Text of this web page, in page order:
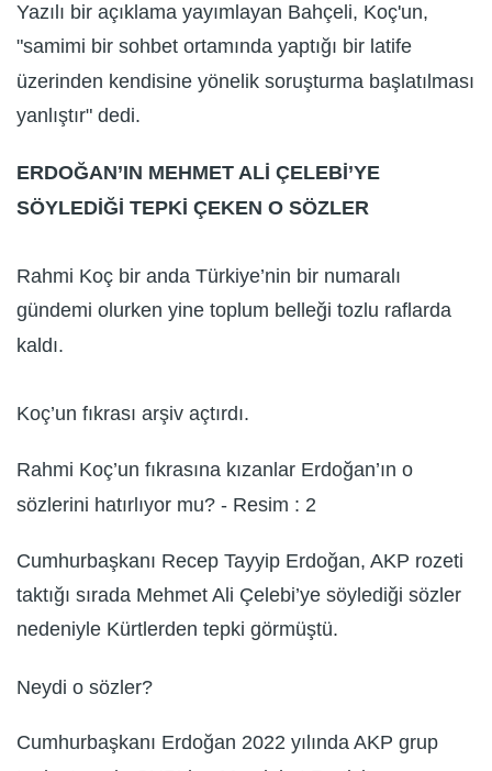
Yazılı bir açıklama yayımlayan Bahçeli, Koç'un,
"samimi bir sohbet ortamında yaptığı bir latife
üzerinden kendisine yönelik soruşturma başlatılması
yanlıştır" dedi.
ERDOĞAN’IN MEHMET ALİ ÇELEBİ’YE
SÖYLEDİĞİ TEPKİ ÇEKEN O SÖZLER
Rahmi Koç bir anda Türkiye’nin bir numaralı
gündemi olurken yine toplum belleği tozlu raflarda
kaldı.
Koç’un fıkrası arşiv açtırdı.
Rahmi Koç’un fıkrasına kızanlar Erdoğan’ın o
sözlerini hatırlıyor mu? - Resim : 2
Cumhurbaşkanı Recep Tayyip Erdoğan, AKP rozeti
taktığı sırada Mehmet Ali Çelebi’ye söylediği sözler
nedeniyle Kürtlerden tepki görmüştü.
Neydi o sözler?
Cumhurbaşkanı Erdoğan 2022 yılında AKP grup